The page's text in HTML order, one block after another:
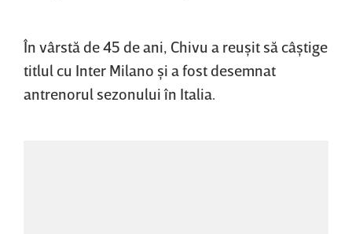
În vârstă de 45 de ani, Chivu a reuşit să câştige
titlul cu Inter Milano şi a fost desemnat
antrenorul sezonului în Italia.